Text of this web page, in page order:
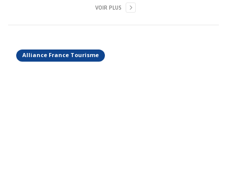
VOIR PLUS
Alliance France Tourisme